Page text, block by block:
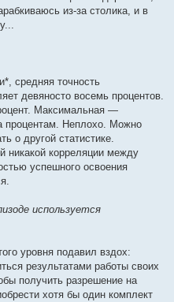
из-за столика, и в
средняя точность
девяносто восемь процентов.
Максимальная —
процентам. Неплохо. Можно
о другой статистике.
никакой корреляции между
успешного освоения
используется
уровня подавил вздох:
результатами работы своих
получить разрешение на
хотя бы один комплект